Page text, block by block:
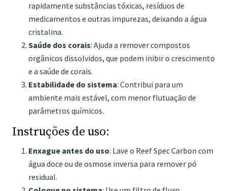
rapidamente substâncias tóxicas, resíduos de
medicamentos e outras impurezas, deixando a água
cristalina.
Saúde dos corais: Ajuda a remover compostos
orgânicos dissolvidos, que podem inibir o crescimento
e a saúde de corais.
Estabilidade do sistema: Contribui para um
ambiente mais estável, com menor flutuação de
parâmetros químicos.
Instruções de uso:
Enxague antes do uso: Lave o Reef Spec Carbon com
água doce ou de osmose inversa para remover pó
residual.